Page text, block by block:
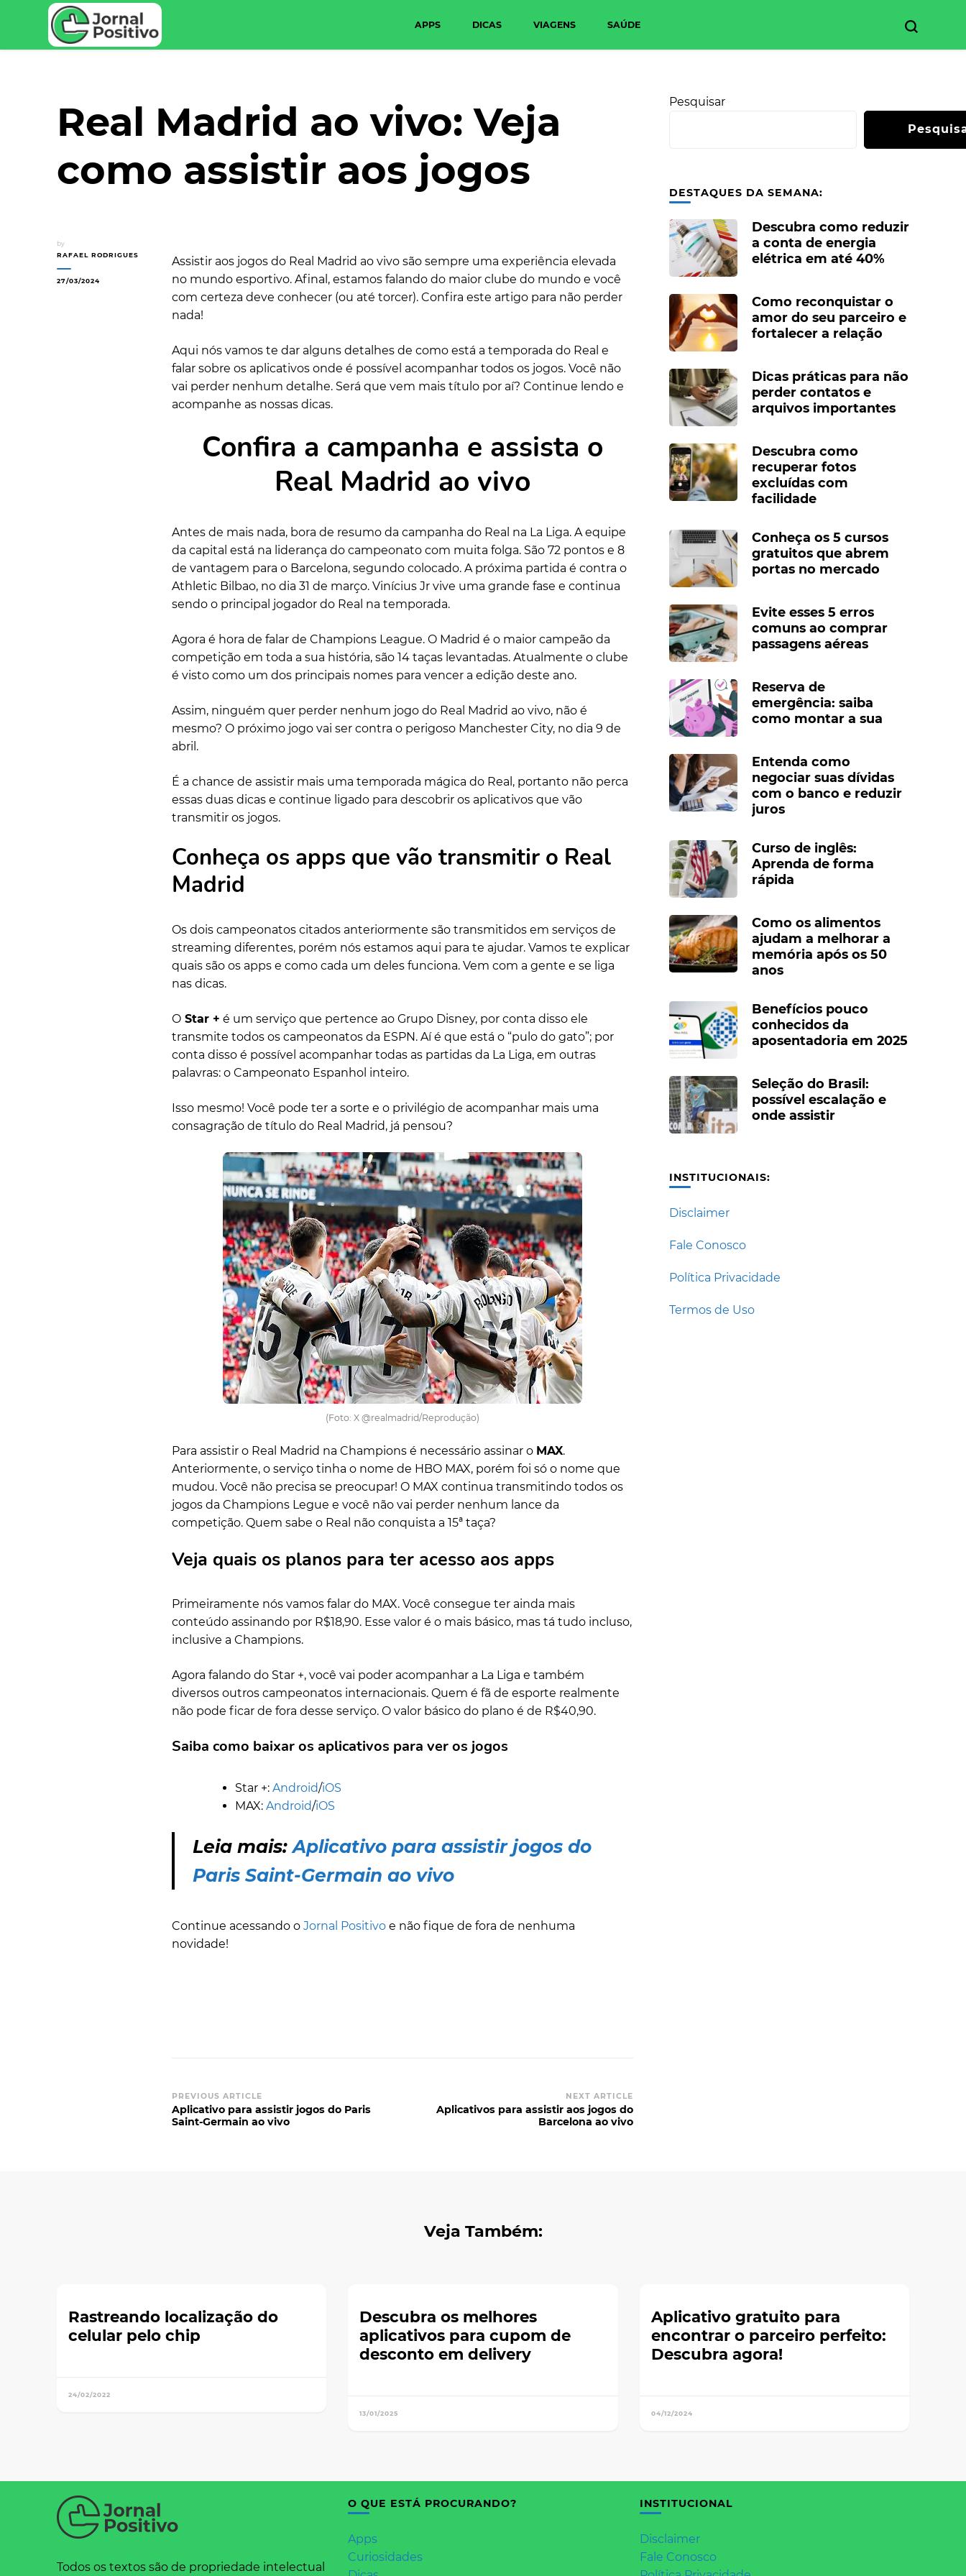
Jornal Positivo
Seu Portal de Notícias e Dicas
APPS DICAS VIAGENS SAÚDE
Real Madrid ao vivo: Veja
como assistir aos jogos
by
RAFAEL RODRIGUES
27/03/2024
Assistir aos jogos do Real Madrid ao vivo são sempre uma experiência elevada
no mundo esportivo. Afinal, estamos falando do maior clube do mundo e você
com certeza deve conhecer (ou até torcer). Confira este artigo para não perder
nada!
Aqui nós vamos te dar alguns detalhes de como está a temporada do Real e
falar sobre os aplicativos onde é possível acompanhar todos os jogos. Você não
vai perder nenhum detalhe. Será que vem mais título por aí? Continue lendo e
acompanhe as nossas dicas.
Confira a campanha e assista o
Real Madrid ao vivo
Antes de mais nada, bora de resumo da campanha do Real na La Liga. A equipe
da capital está na liderança do campeonato com muita folga. São 72 pontos e 8
de vantagem para o Barcelona, segundo colocado. A próxima partida é contra o
Athletic Bilbao, no dia 31 de março. Vinícius Jr vive uma grande fase e continua
sendo o principal jogador do Real na temporada.
Agora é hora de falar de Champions League. O Madrid é o maior campeão da
competição em toda a sua história, são 14 taças levantadas. Atualmente o clube
é visto como um dos principais nomes para vencer a edição deste ano.
Assim, ninguém quer perder nenhum jogo do Real Madrid ao vivo, não é
mesmo? O próximo jogo vai ser contra o perigoso Manchester City, no dia 9 de
abril.
É a chance de assistir mais uma temporada mágica do Real, portanto não perca
essas duas dicas e continue ligado para descobrir os aplicativos que vão
transmitir os jogos.
Conheça os apps que vão transmitir o Real
Madrid
Os dois campeonatos citados anteriormente são transmitidos em serviços de
streaming diferentes, porém nós estamos aqui para te ajudar. Vamos te explicar
quais são os apps e como cada um deles funciona. Vem com a gente e se liga
nas dicas.
O Star + é um serviço que pertence ao Grupo Disney, por conta disso ele
transmite todos os campeonatos da ESPN. Aí é que está o “pulo do gato”; por
conta disso é possível acompanhar todas as partidas da La Liga, em outras
palavras: o Campeonato Espanhol inteiro.
Isso mesmo! Você pode ter a sorte e o privilégio de acompanhar mais uma
consagração de título do Real Madrid, já pensou?
(Foto: X @realmadrid/Reprodução)
Para assistir o Real Madrid na Champions é necessário assinar o MAX.
Anteriormente, o serviço tinha o nome de HBO MAX, porém foi só o nome que
mudou. Você não precisa se preocupar! O MAX continua transmitindo todos os
jogos da Champions Legue e você não vai perder nenhum lance da
competição. Quem sabe o Real não conquista a 15ª taça?
Veja quais os planos para ter acesso aos apps
Primeiramente nós vamos falar do MAX. Você consegue ter ainda mais
conteúdo assinando por R$18,90. Esse valor é o mais básico, mas tá tudo incluso,
inclusive a Champions.
Agora falando do Star +, você vai poder acompanhar a La Liga e também
diversos outros campeonatos internacionais. Quem é fã de esporte realmente
não pode ficar de fora desse serviço. O valor básico do plano é de R$40,90.
Saiba como baixar os aplicativos para ver os jogos
Star +: Android/iOS
MAX: Android/iOS
Leia mais:Aplicativo para assistir jogos do
Paris Saint-Germain ao vivo
Continue acessando o Jornal Positivo e não fique de fora de nenhuma
novidade!
Post
Navigation
PREVIOUS ARTICLE
Aplicativo para assistir jogos do Paris
Saint-Germain ao vivo
NEXT ARTICLE
Aplicativos para assistir aos jogos do
Barcelona ao vivo
Pesquisar
DESTAQUES DA SEMANA:
Descubra como reduzir
a conta de energia
elétrica em até 40%
Como reconquistar o
amor do seu parceiro e
fortalecer a relação
Dicas práticas para não
perder contatos e
arquivos importantes
Descubra como
recuperar fotos
excluídas com
facilidade
Conheça os 5 cursos
gratuitos que abrem
portas no mercado
Evite esses 5 erros
comuns ao comprar
passagens aéreas
Reserva de
emergência: saiba
como montar a sua
Entenda como
negociar suas dívidas
com o banco e reduzir
juros
Curso de inglês:
Aprenda de forma
rápida
Como os alimentos
ajudam a melhorar a
memória após os 50
anos
Benefícios pouco
conhecidos da
aposentadoria em 2025
Seleção do Brasil:
possível escalação e
onde assistir
INSTITUCIONAIS:
Disclaimer
Fale Conosco
Política Privacidade
Termos de Uso
Veja Também:
Rastreando localização do
celular pelo chip
24/02/2022
Descubra os melhores
aplicativos para cupom de
desconto em delivery
13/01/2025
Aplicativo gratuito para
encontrar o parceiro perfeito:
Descubra agora!
04/12/2024
Todos os textos são de propriedade intelectual
O QUE ESTÁ PROCURANDO?
Apps
Curiosidades
INSTITUCIONAL
Disclaimer
Fale Conosco